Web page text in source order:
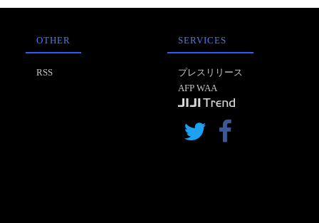
OTHER
RSS
SERVICES
プレスリリース
AFP WAA